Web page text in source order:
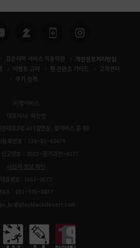
검은사막 서비스 이용약관 개인정보처리방침
이벤트 규약 팬 콘텐츠 가이드
고객센터
쿠키 정책
㈜펄어비스
대표이사: 허진영
천대로2길 48 (갈현동, 펄어비스 홈 원)
등록번호 : 138-81-62479
신고번호 : 2022-경기과천-0177
사업자 정보 확인
대표번호: 1661-8572
FAX : 031-935-0837